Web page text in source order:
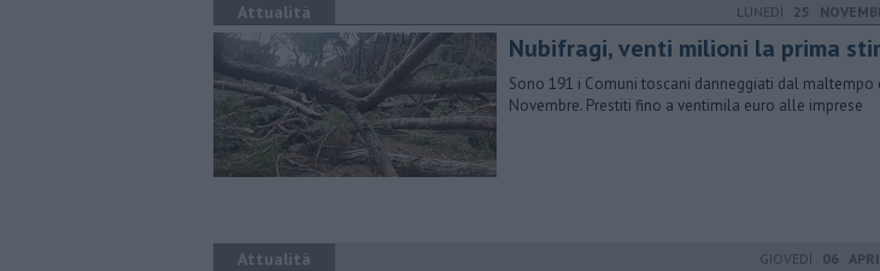
Attualità LUNEDÌ 25
Nubifragi, venti milioni la prima
Sono 191 i Comuni toscani danneggiati dal maltempo
Novembre. Prestiti fino a ventimila euro alle imprese
Attualità GIOVEDÌ 06